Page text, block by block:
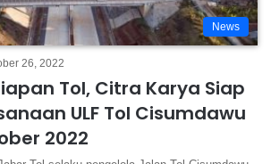
News
26, 2022
Tol, Citra Karya Siap
ULF Tol Cisumdawu
2022